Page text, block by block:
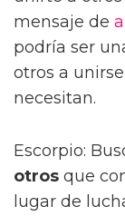
mensaje de
podría ser
otros a
necesitan.
Escorpio:
otros que
lugar de